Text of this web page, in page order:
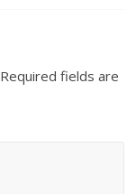
Required fields are